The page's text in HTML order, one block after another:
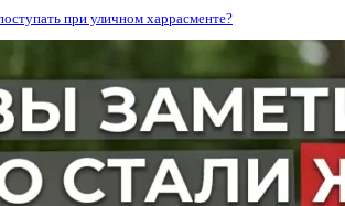
при уличном харрасменте?